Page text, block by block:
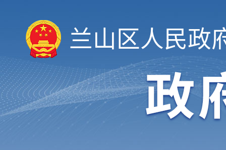
兰山区人民政
扩大有效投资
政府工作报告
审计和后评估
建议提案办理公示平台
会议信息